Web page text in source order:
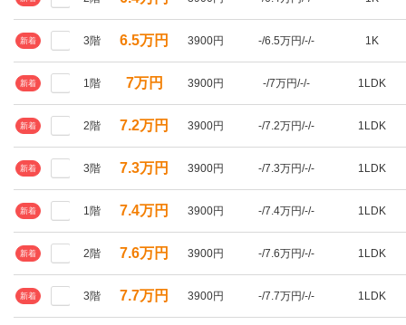
新着 3階 6.5万円 3900円 -/6.5万円/-/- 1K
新着 1階 7万円 3900円 -/7万円/-/- 1LDK
新着 2階 7.2万円 3900円 -/7.2万円/-/- 1LDK
新着 3階 7.3万円 3900円 -/7.3万円/-/- 1LDK
新着 1階 7.4万円 3900円 -/7.4万円/-/- 1LDK
新着 2階 7.6万円 3900円 -/7.6万円/-/- 1LDK
新着 3階 7.7万円 3900円 -/7.7万円/-/- 1LDK